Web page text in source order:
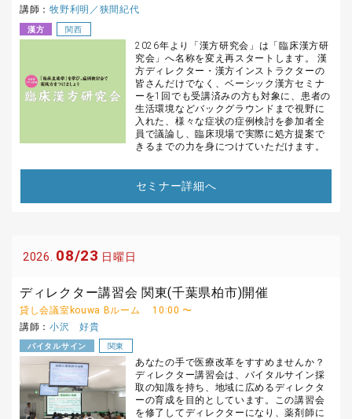
講師：牧野利明／狭間紀代
漢方 関西
2026年より「漢方研究会」は「臨床漢方研
究会」へ名称を変え再スタートします。 漢
方ディレクター・漢方インストラクターの
皆さんだけでなく、ベーシック漢方セミナ
ーを1回でも受講済みの方も対象に、患者の
生活環境などバックグラウンドまで視野に
入れた、様々な症状の症例検討を参加者全
員で議論し、臨床現場で実際に処方提案で
きるまでの力を身につけていただけます。
セミナー詳細へ
2026. 08/23 日曜日
ディレクター講習会 関東(千葉県柏市)開催
貸し会議室kouwa Bルーム
10:00 〜
講師：小沢 好貴
バイタルサイン 関東
あなたの手で医療改革をすすめませんか？
ディレクター講習会は、バイタルサイン採
取の知識を持ち、地域に広めるディレクタ
ーの育成を目的としています。この講習会
を修了してディレクターになり、薬剤師に